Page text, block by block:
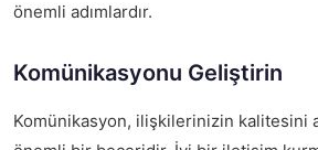
önemli adımlardır.
Komünikasyonu Geliştirin
Komünikasyon, ilişkilerinizin kalitesini